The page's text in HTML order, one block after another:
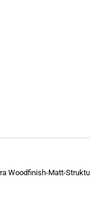
Woodfinish-Matt-